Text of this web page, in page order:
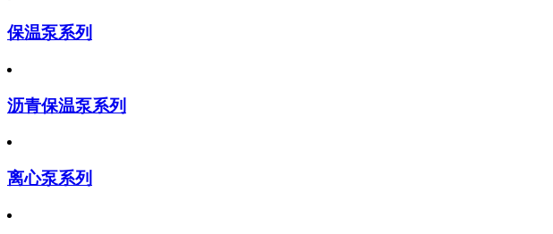
保温泵系列
沥青保温泵系列
离心泵系列